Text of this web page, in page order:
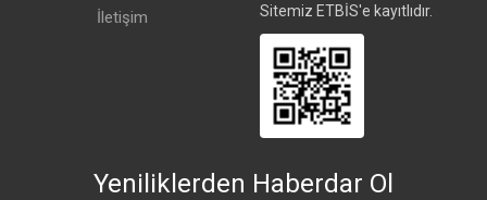
İletişim
Sitemiz ETBİS'e kayıtlıdır.
Yeniliklerden Haberdar Ol